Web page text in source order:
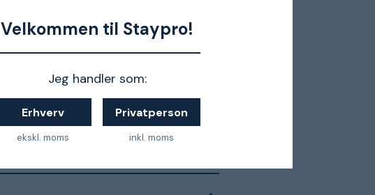
Velkommen til Staypro!
Jeg handler som:
Erhverv
ekskl. moms
Privatperson
inkl. moms
-60 til +130°C/klasse 2
Type K